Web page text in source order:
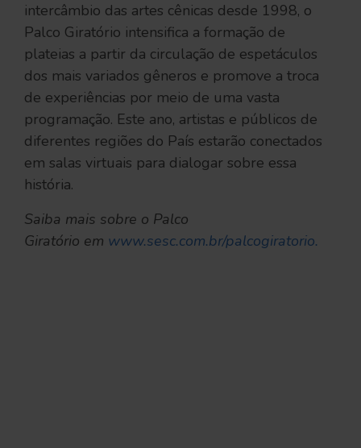
intercâmbio das artes cênicas desde 1998, o
Palco Giratório intensifica a formação de
plateias a partir da circulação de espetáculos
dos mais variados gêneros e promove a troca
de experiências por meio de uma vasta
programação. Este ano, artistas e públicos de
diferentes regiões do País estarão conectados
em salas virtuais para dialogar sobre essa
história.
Saiba mais sobre o Palco
Giratório em www.sesc.com.br/palcogiratorio.